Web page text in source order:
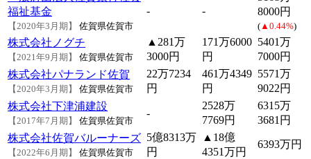
福祉基金
【2020年3月期】 佐賀県佐賀市
- -
8000円
( ▲0.44%)
株式会社ノグチ
【2021年9月期】 佐賀県佐賀市
▲281万
3000円
171万6000
円
5401万
7000円
株式会社パナランド佐賀
【2020年3月期】 佐賀県佐賀市
22万7234
円
461万4349
円
5571万
9022円
株式会社下津浦建設
【2017年7月期】 佐賀県佐賀市
-
2528万
7769円
6315万
3681円
株式会社佐賀バルーナーズ
【2022年6月期】 佐賀県佐賀市
5億8313万
円
▲18億
4351万円
6393万円